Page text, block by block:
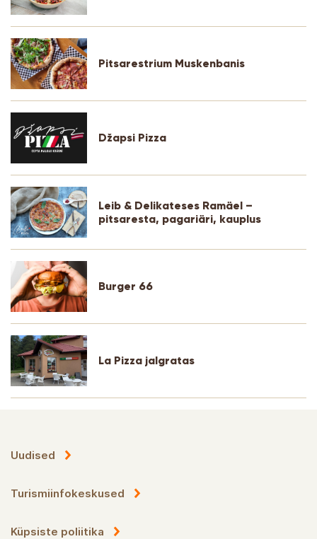
Pitsarestrium Muskenbanis
Džapsi Pizza
Leib & Delikateses Ramäel –
pitsaresta, pagariäri, kauplus
Burger 66
La Pizza jalgratas
Uudised
Turismiinfokeskused
Küpsiste poliitika